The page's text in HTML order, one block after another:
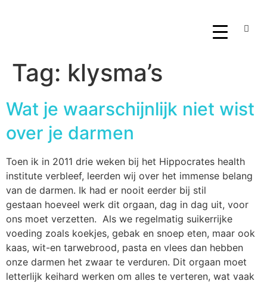
Tag: klysma’s
Wat je waarschijnlijk niet wist
over je darmen
Toen ik in 2011 drie weken bij het Hippocrates health
institute verbleef, leerden wij over het immense belang
van de darmen. Ik had er nooit eerder bij stil
gestaan hoeveel werk dit orgaan, dag in dag uit, voor
ons moet verzetten. Als we regelmatig suikerrijke
voeding zoals koekjes, gebak en snoep eten, maar ook
kaas, wit-en tarwebrood, pasta en vlees dan hebben
onze darmen het zwaar te verduren. Dit orgaan moet
letterlijk keihard werken om alles te verteren, wat vaak